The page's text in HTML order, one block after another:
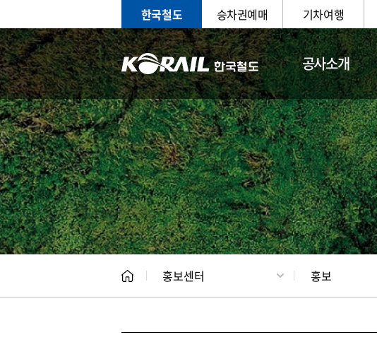
한국철도 승차권예매 기차여행
공사소개
홍보 문화사업
홍보센터 홍보